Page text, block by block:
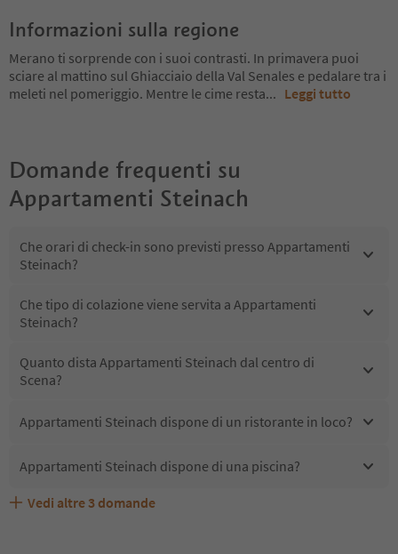
Informazioni sulla regione
Merano ti sorprende con i suoi contrasti. In primavera puoi
sciare al mattino sul Ghiacciaio della Val Senales e pedalare tra i
meleti nel pomeriggio. Mentre le cime resta... Leggi tutto
Domande frequenti su
Appartamenti Steinach
Che orari di check-in sono previsti presso Appartamenti
Steinach?
Che tipo di colazione viene servita a Appartamenti
Steinach?
Quanto dista Appartamenti Steinach dal centro di
Scena?
Appartamenti Steinach dispone di un ristorante in loco?
Appartamenti Steinach dispone di una piscina?
Appartamenti Steinach accetta animali domestici?
Quali servizi/attività sono disponibili presso
Gli ospiti di Appartamenti Steinach ricevono l'Alto Adige
Vedi altre 3 domande